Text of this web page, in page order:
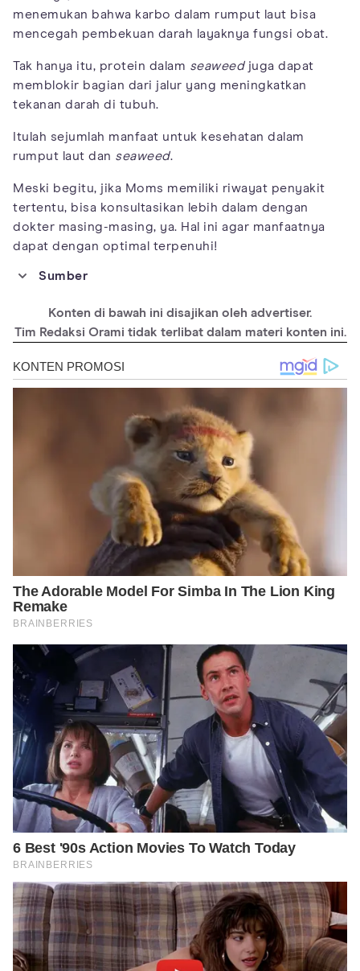
menemukan bahwa karbo dalam rumput laut bisa
mencegah pembekuan darah layaknya fungsi obat.
Tak hanya itu, protein dalam seaweedjuga dapat
memblokir bagian dari jalur yang meningkatkan
tekanan darah di tubuh.
Itulah sejumlah manfaat untuk kesehatan dalam
rumput laut dan seaweed.
Meski begitu, jika Moms memiliki riwayat penyakit
tertentu, bisa konsultasikan lebih dalam dengan
dokter masing-masing, ya. Hal ini agar manfaatnya
dapat dengan optimal terpenuhi!
Sumber
seaweed-get-its-
color/#:~:text=Mainly%2C%20they%20are%20the%20result,fro
m%20the%20presence%20of%20chlorophyll.&text=Brown%20s
e%20of%20pigment%2C%20carotenoids.
https://www.ncbi.nlm.nih.gov/pmc/articles/PMC6117670/
HealthProfessional/
https://my.clevelandclinic.org/health/diseases/8541-thyroid-
disease#:~:text=The%20thyroid%20controls%20your%20meta
bolism,how%20much%20energy%20to%20use.
https://www.sciencedirect.com/science/article/pii/S102194981
https://www.ncbi.nlm.nih.gov/pmc/articles/PMC5390821/
https://www.ncbi.nlm.nih.gov/pmc/articles/PMC5817179/
https://link.springer.com/article/10.1007/s10811-013-0135-z
https://www.ncbi.nlm.nih.gov/pmc/articles/PMC3116195/
Konten di bawah ini disajikan oleh advertiser.
Tim Redaksi Orami tidak terlibat dalam materi konten ini.